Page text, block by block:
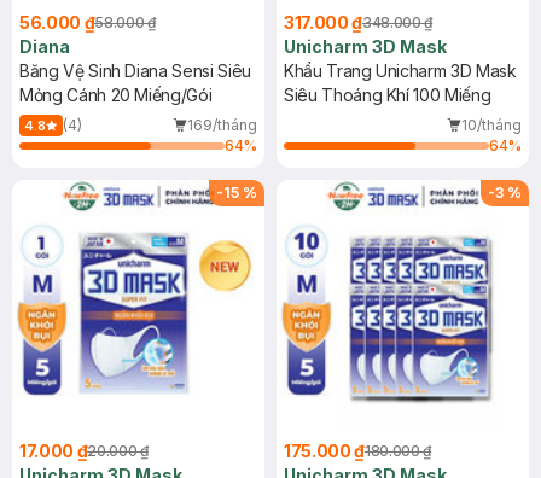
56.000 ₫58.000 ₫
Diana
Băng Vệ Sinh Diana Sensi Siêu
Mỏng Cánh 20 Miếng/Gói
4.8 (4)
169/tháng
64%
317.000 ₫348.000 ₫
Unicharm 3D Mask
Khẩu Trang Unicharm 3D Mask
Siêu Thoáng Khí 100 Miếng
10/tháng
64%
-15 %
17.000 ₫20.000 ₫
-3 %
175.000 ₫180.000 ₫